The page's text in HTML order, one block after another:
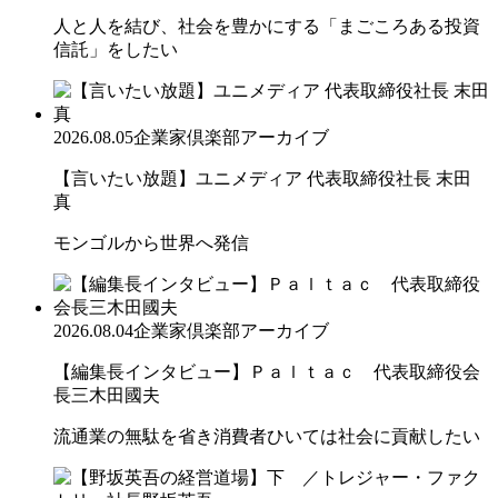
人と人を結び、社会を豊かにする「まごころある投資
信託」をしたい
2026.08.05企業家倶楽部アーカイブ
【言いたい放題】ユニメディア 代表取締役社長 末田
真
モンゴルから世界へ発信
2026.08.04企業家倶楽部アーカイブ
【編集長インタビュー】Ｐａｌｔａｃ 代表取締役会
長三木田國夫
流通業の無駄を省き消費者ひいては社会に貢献したい